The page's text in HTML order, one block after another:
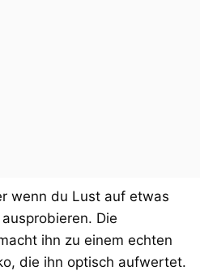
wenn du Lust auf etwas
ausprobieren. Die
ihn zu einem echten
die ihn optisch aufwertet.